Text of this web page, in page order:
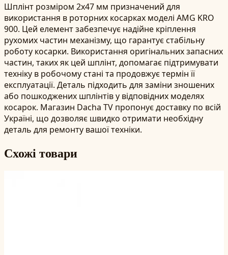
Шплінт розміром 2x47 мм призначений для
використання в роторних косарках моделі AMG KRO
900. Цей елемент забезпечує надійне кріплення
рухомих частин механізму, що гарантує стабільну
роботу косарки. Використання оригінальних запасних
частин, таких як цей шплінт, допомагає підтримувати
техніку в робочому стані та продовжує термін її
експлуатації. Деталь підходить для заміни зношених
або пошкоджених шплінтів у відповідних моделях
косарок. Магазин Dacha TV пропонує доставку по всій
Україні, що дозволяє швидко отримати необхідну
деталь для ремонту вашої техніки.
Схожі товари